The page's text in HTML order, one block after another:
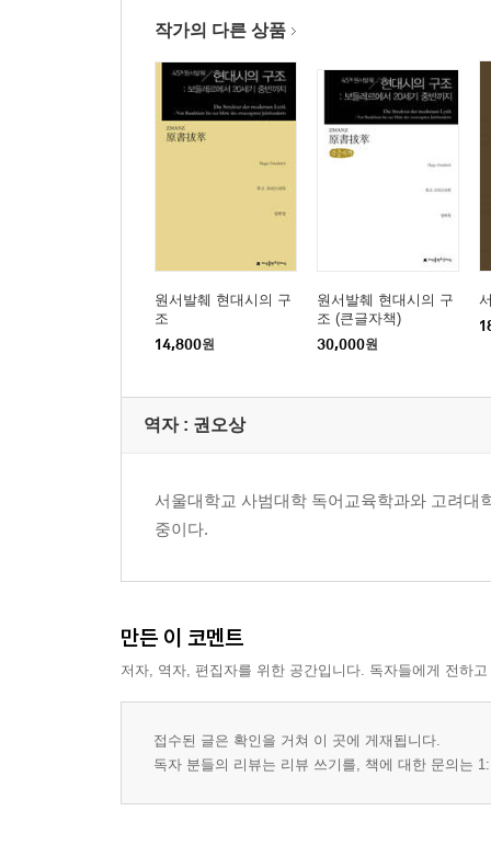
작가의 다른 상품
원서발췌 현대시의 구
조
14,800원
원서발췌 현대시의 구
조 (큰글자책)
30,000원
역자 : 권오상
서울대학교 사범대학 독어교육학과와 고려
중이다.
만든 이 코멘트
저자, 역자, 편집자를 위한 공간입니다. 독자들에게 전하
접수된 글은 확인을 거쳐 이 곳에 게재됩니다.
독자 분들의 리뷰는 리뷰 쓰기를, 책에 대한 문의는